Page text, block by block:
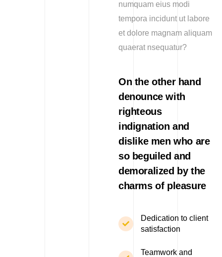
numquam eius modi
tempora incidunt ut labore
et dolore magnam aliquam
quaerat nsequatur?
On the other hand
denounce with
righteous
indignation and
dislike men who are
so beguiled and
demoralized by the
charms of pleasure
Dedication to client
satisfaction
Teamwork and